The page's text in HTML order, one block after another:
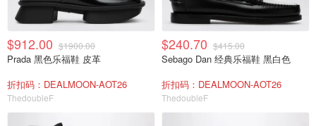
$912.00 $1900.00
Prada 黑色乐福鞋 皮革
折扣码：DEALMOON-AOT26
ThedoubleF
$240.70 $415.00
Sebago Dan 经典乐福鞋 黑白色
折扣码：DEALMOON-AOT26
ThedoubleF